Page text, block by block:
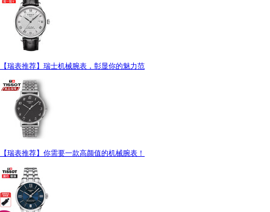
【瑞表推荐】瑞士机械腕表，彰显你的魅力范
【瑞表推荐】你需要一款高颜值的机械腕表！